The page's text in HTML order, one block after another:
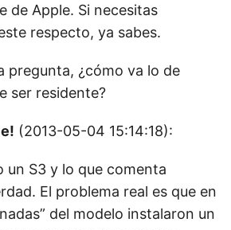
de Apple. Si necesitas
respecto, ya sabes.
pregunta, ¿cómo va lo de
ser residente?
(2013-05-04 15:14:18):
un S3 y lo que comenta
El problema real es que en
del modelo instalaron un